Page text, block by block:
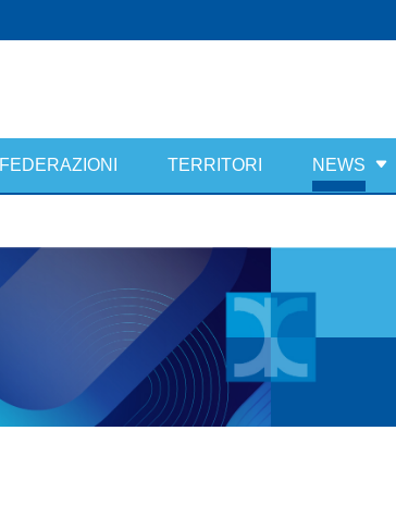
FEDERAZIONI TERRITORI NEWS